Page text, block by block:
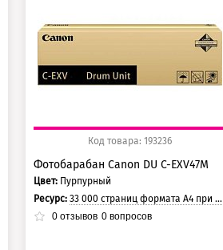
125 баллов
150 баллов
Код товара: 193236
Фотобарабан Canon DU C-EXV47M
Цвет: Пурпурный
Ресурс:33 000 страниц формата А4 при 5% заполнении страницы.
0 отзывов 0 вопросов